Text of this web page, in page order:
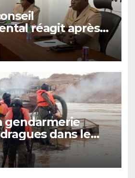
réagit après
du
gendarmerie
dans le
lutte contre
illégale